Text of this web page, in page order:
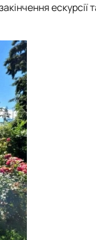
ескурсії